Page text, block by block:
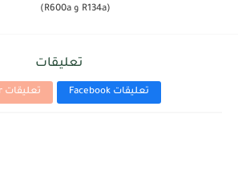
(R134a و R600a)
تعليقات
تعليقات Facebook تعليقات Blogger